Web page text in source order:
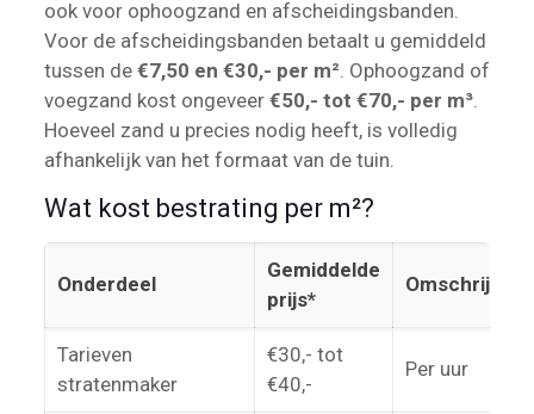
ook voor ophoogzand en afscheidingsbanden.
Voor de afscheidingsbanden betaalt u gemiddeld
tussen de €7,50 en €30,- per m². Ophoogzand of
voegzand kost ongeveer €50,- tot €70,- per m³.
Hoeveel zand u precies nodig heeft, is volledig
afhankelijk van het formaat van de tuin.
Wat kost bestrating per m²?
Onderdeel
Gemiddelde
prijs*
Omschrijving
Tarieven
stratenmaker
€30,- tot
€40,-
Per uur